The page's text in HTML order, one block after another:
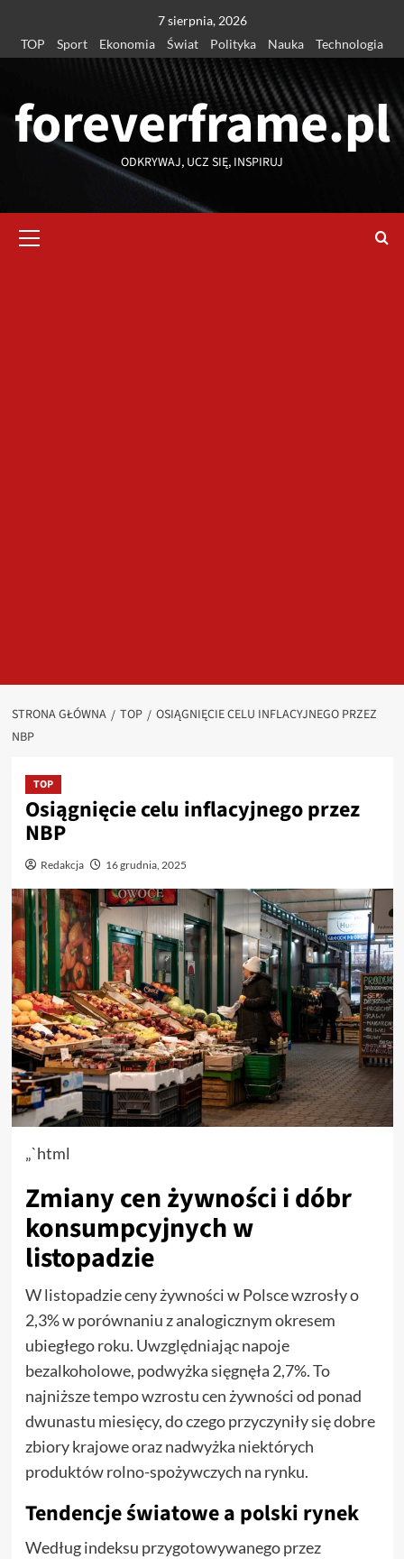
treści
7 sierpnia, 2026
TOP
Sport Ekonomia Świat Polityka Nauka Technologia
foreverframe.pl
ODKRYWAJ, UCZ SIĘ, INSPIRUJ
główne
STRONA GŁÓWNA TOP
OSIĄGNIĘCIE CELU INFLACYJNEGO PRZEZ
NBP
TOP
Osiągnięcie celu inflacyjnego przez
NBP
Redakcja 16 grudnia, 2025
„`html
Zmiany cen żywności i dóbr
konsumpcyjnych w
listopadzie
W listopadzie ceny żywności w Polsce wzrosły o
2,3% w porównaniu z analogicznym okresem
ubiegłego roku. Uwzględniając napoje
bezalkoholowe, podwyżka sięgnęła 2,7%. To
najniższe tempo wzrostu cen żywności od ponad
dwunastu miesięcy, do czego przyczyniły się dobre
zbiory krajowe oraz nadwyżka niektórych
produktów rolno-spożywczych na rynku.
Tendencje światowe a polski rynek
Według indeksu przygotowywanego przez